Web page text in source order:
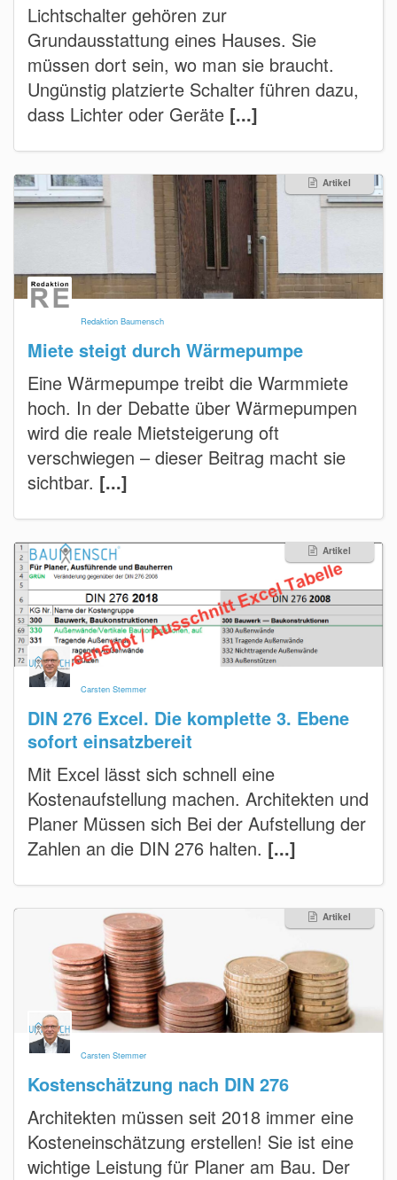
Lichtschalter gehören zur
Grundausstattung eines Hauses. Sie
müssen dort sein, wo man sie braucht.
Ungünstig platzierte Schalter führen dazu,
dass Lichter oder Geräte [...]
Artikel
Redaktion Baumensch
Miete steigt durch Wärmepumpe
Eine Wärmepumpe treibt die Warmmiete
hoch. In der Debatte über Wärmepumpen
wird die reale Mietsteigerung oft
verschwiegen – dieser Beitrag macht sie
sichtbar. [...]
Artikel
Carsten Stemmer
DIN 276 Excel. Die komplette 3. Ebene
sofort einsatzbereit
Mit Excel lässt sich schnell eine
Kostenaufstellung machen. Architekten und
Planer Müssen sich Bei der Aufstellung der
Zahlen an die DIN 276 halten. [...]
Artikel
Carsten Stemmer
Kostenschätzung nach DIN 276
Architekten müssen seit 2018 immer eine
Kosteneinschätzung erstellen! Sie ist eine
wichtige Leistung für Planer am Bau. Der